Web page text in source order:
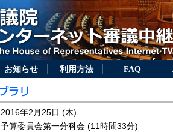
お知らせ 利用方法 FAQ
2016年2月25日 (木)
予算委員会第一分科会 (11時間33分)